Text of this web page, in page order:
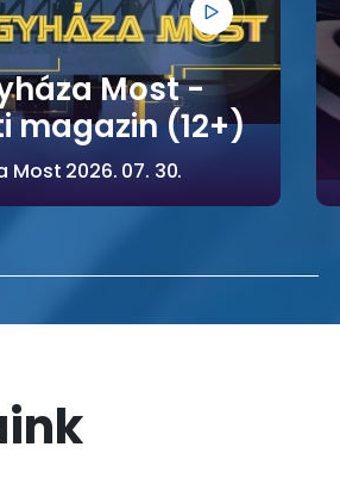
Most -
magazin (12+)
Most 2026. 07. 30.
ink